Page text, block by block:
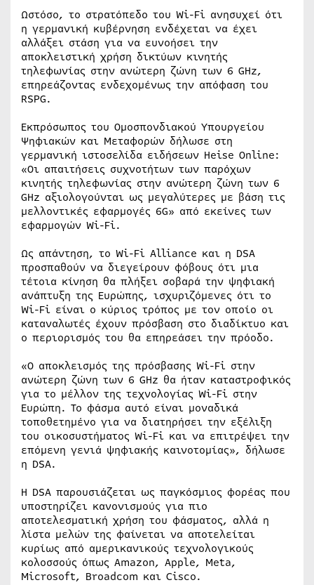
Ωστόσο, το στρατόπεδο του Wi-Fi ανησυχεί ότι
η γερμανική κυβέρνηση ενδέχεται να έχει
αλλάξει στάση για να ευνοήσει την
αποκλειστική χρήση δικτύων κινητής
τηλεφωνίας στην ανώτερη ζώνη των 6 GHz,
επηρεάζοντας ενδεχομένως την απόφαση του
RSPG.
Εκπρόσωπος του Ομοσπονδιακού Υπουργείου
Ψηφιακών και Μεταφορών δήλωσε στη
γερμανική ιστοσελίδα ειδήσεων Heise Online:
«Οι απαιτήσεις συχνοτήτων των παρόχων
κινητής τηλεφωνίας στην ανώτερη ζώνη των 6
GHz αξιολογούνται ως μεγαλύτερες με βάση τις
μελλοντικές εφαρμογές 6G» από εκείνες των
εφαρμογών Wi-Fi.
Ως απάντηση, το Wi-Fi Alliance και η DSA
προσπαθούν να διεγείρουν φόβους ότι μια
τέτοια κίνηση θα πλήξει σοβαρά την ψηφιακή
ανάπτυξη της Ευρώπης, ισχυριζόμενες ότι το
Wi-Fi είναι ο κύριος τρόπος με τον οποίο οι
καταναλωτές έχουν πρόσβαση στο διαδίκτυο και
ο περιορισμός του θα επηρεάσει την πρόοδο.
«Ο αποκλεισμός της πρόσβασης Wi-Fi στην
ανώτερη ζώνη των 6 GHz θα ήταν καταστροφικός
για το μέλλον της τεχνολογίας Wi-Fi στην
Ευρώπη. Το φάσμα αυτό είναι μοναδικά
τοποθετημένο για να διατηρήσει την εξέλιξη
του οικοσυστήματος Wi-Fi και να επιτρέψει την
επόμενη γενιά ψηφιακής καινοτομίας», δήλωσε
η DSA.
Η DSA παρουσιάζεται ως παγκόσμιος φορέας που
υποστηρίζει κανονισμούς για πιο
αποτελεσματική χρήση του φάσματος, αλλά η
λίστα μελών της φαίνεται να αποτελείται
κυρίως από αμερικανικούς τεχνολογικούς
κολοσσούς όπως Amazon, Apple, Meta,
Microsoft, Broadcom και Cisco.